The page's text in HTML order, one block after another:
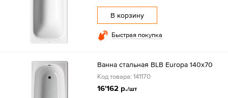
В корзину
Быстрая покупка
Ванна стальная BLB Europa 140х70
Код товара: 141170
16'162 р./шт